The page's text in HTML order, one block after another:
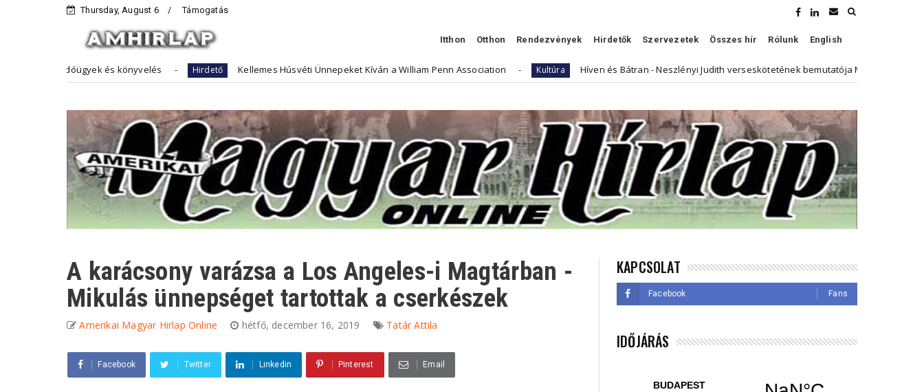
Thursday, August 6 Támogatás
Itthon Otthon Rendezvények Hirdetők Szervezetek Összes hír Rólunk English
és könyvelés Hirdető Kellemes Húsvéti Ünnepeket Kíván a William Penn Association Kultúra Híven és Bátran - Neszlényi Judith verseskötetének bemutatója Magyarországon
A karácsony varázsa a Los Angeles-i Magtárban -
Mikulás ünnepséget tartottak a cserkészek
Amerikai Magyar Hirlap Online hétfő, december 16, 2019 Tatár Attila
Facebook Twitter Linkedin Pinterest Email
KAPCSOLAT
Facebook Fans
IDŐJÁRÁS